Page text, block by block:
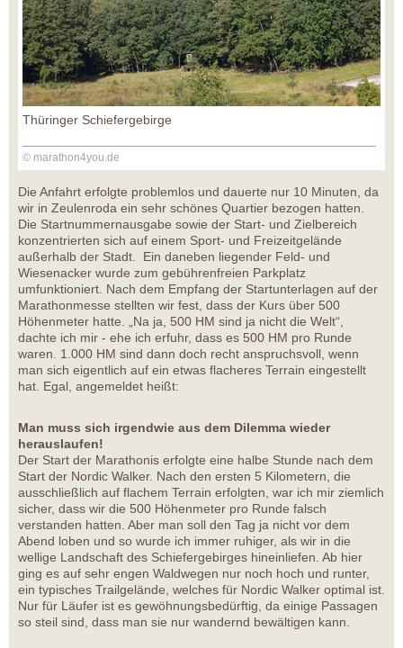
Thüringer Schiefergebirge
© marathon4you.de
Die Anfahrt erfolgte problemlos und dauerte nur 10 Minuten, da
wir in Zeulenroda ein sehr schönes Quartier bezogen hatten.
Die Startnummernausgabe sowie der Start- und Zielbereich
konzentrierten sich auf einem Sport- und Freizeitgelände
außerhalb der Stadt. Ein daneben liegender Feld- und
Wiesenacker wurde zum gebührenfreien Parkplatz
umfunktioniert. Nach dem Empfang der Startunterlagen auf der
Marathonmesse stellten wir fest, dass der Kurs über 500
Höhenmeter hatte. „Na ja, 500 HM sind ja nicht die Welt“,
dachte ich mir - ehe ich erfuhr, dass es 500 HM pro Runde
waren. 1.000 HM sind dann doch recht anspruchsvoll, wenn
man sich eigentlich auf ein etwas flacheres Terrain eingestellt
hat. Egal, angemeldet heißt:
Man muss sich irgendwie aus dem Dilemma wieder
herauslaufen!
Der Start der Marathonis erfolgte eine halbe Stunde nach dem
Start der Nordic Walker. Nach den ersten 5 Kilometern, die
ausschließlich auf flachem Terrain erfolgten, war ich mir ziemlich
sicher, dass wir die 500 Höhenmeter pro Runde falsch
verstanden hatten. Aber man soll den Tag ja nicht vor dem
Abend loben und so wurde ich immer ruhiger, als wir in die
wellige Landschaft des Schiefergebirges hineinliefen. Ab hier
ging es auf sehr engen Waldwegen nur noch hoch und runter,
ein typisches Trailgelände, welches für Nordic Walker optimal ist.
Nur für Läufer ist es gewöhnungsbedürftig, da einige Passagen
so steil sind, dass man sie nur wandernd bewältigen kann.